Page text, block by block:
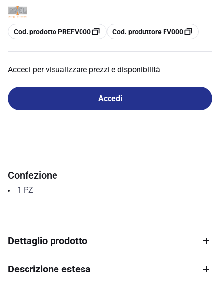
copia
Cod. prodotto PREFV000 copia
Cod. produttore FV000
Accedi per visualizzare prezzi e disponibilità
Accedi
Confezione
1 PZ
Dettaglio prodotto
Descrizione estesa